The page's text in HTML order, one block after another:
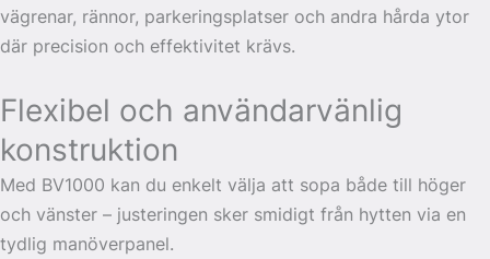
vägrenar, rännor, parkeringsplatser och andra hårda ytor
där precision och effektivitet krävs.
Flexibel och användarvänlig
konstruktion
Med BV1000 kan du enkelt välja att sopa både till höger
och vänster – justeringen sker smidigt från hytten via en
tydlig manöverpanel.